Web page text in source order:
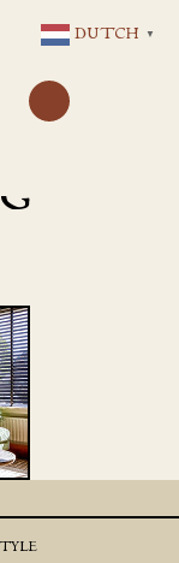
DUTCH ▼